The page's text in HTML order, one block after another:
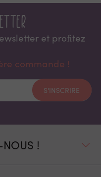
et proﬁtez
commande !
S'INSCRIRE
NOUS !